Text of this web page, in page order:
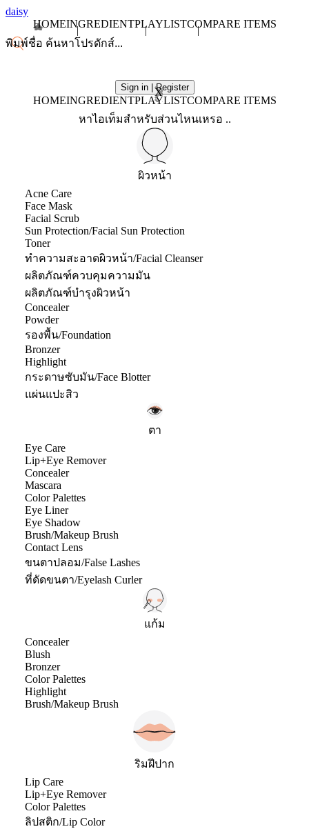
daisy
HOMEINGREDIENTPLAYLISTCOMPARE ITEMS
Sign in | Register
X
HOMEINGREDIENTPLAYLISTCOMPARE ITEMS
หาไอเท็มสำหรับส่วนไหนเหรอ ..
ผิวหน้า
Acne Care
Face Mask
Facial Scrub
Sun Protection/Facial Sun Protection
Toner
ทำความสะอาดผิวหน้า/Facial Cleanser
ผลิตภัณฑ์ควบคุมความมัน
ผลิตภัณฑ์บำรุงผิวหน้า
Concealer
Powder
รองพื้น/Foundation
Bronzer
Highlight
กระดาษซับมัน/Face Blotter
แผ่นแปะสิว
ตา
Eye Care
Lip+Eye Remover
Concealer
Mascara
Color Palettes
Eye Liner
Eye Shadow
Brush/Makeup Brush
Contact Lens
ขนตาปลอม/False Lashes
ที่ดัดขนตา/Eyelash Curler
แก้ม
Concealer
Blush
Bronzer
Color Palettes
Highlight
Brush/Makeup Brush
ริมฝีปาก
Lip Care
Lip+Eye Remover
Color Palettes
ลิปสติก/Lip Color